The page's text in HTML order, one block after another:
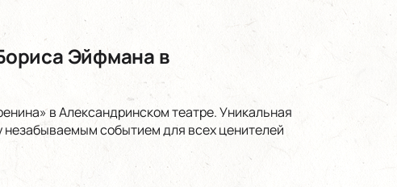
Эйфмана в
в Александринском театре. Уникальная
незабываемым событием для всех ценителей